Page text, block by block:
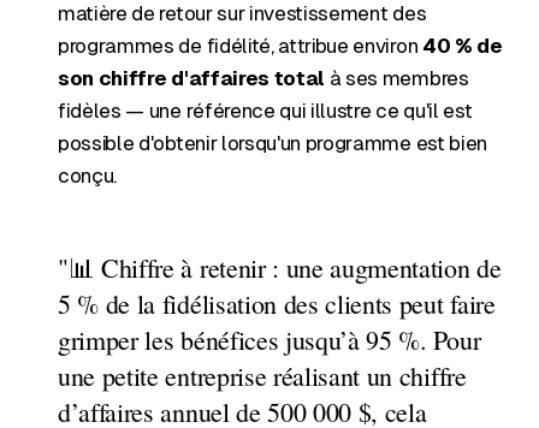
matière de retour sur investissement des
programmes de fidélité, attribue environ 40 % de
son chiffre d'affaires total à ses membres
fidèles — une référence qui illustre ce qu'il est
possible d'obtenir lorsqu'un programme est bien
conçu.
"📊 Chiffre à retenir : une augmentation de
5 % de la fidélisation des clients peut faire
grimper les bénéfices jusqu’à 95 %. Pour
une petite entreprise réalisant un chiffre
d’affaires annuel de 500 000 $, cela